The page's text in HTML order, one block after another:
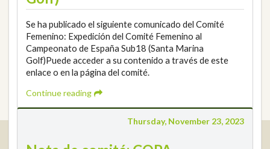
Se ha publicado el siguiente comunicado del Comité
Femenino: Expedición del Comité Femenino al
Campeonato de España Sub18 (Santa Marina
Golf)Puede acceder a su contenido a través de este
enlace o en la página del comité.
Continue reading
Thursday, November 23, 2023